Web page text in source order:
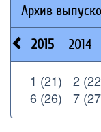
Архив
2015 2014
1 (21) 2
6 (26)
7